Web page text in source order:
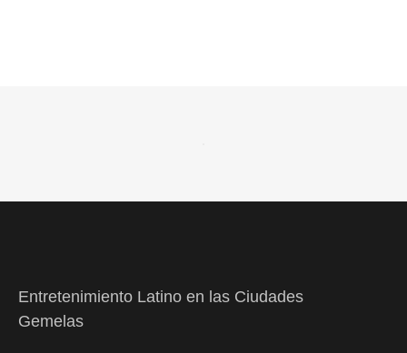
Entretenimiento Latino en las Ciudades
Gemelas